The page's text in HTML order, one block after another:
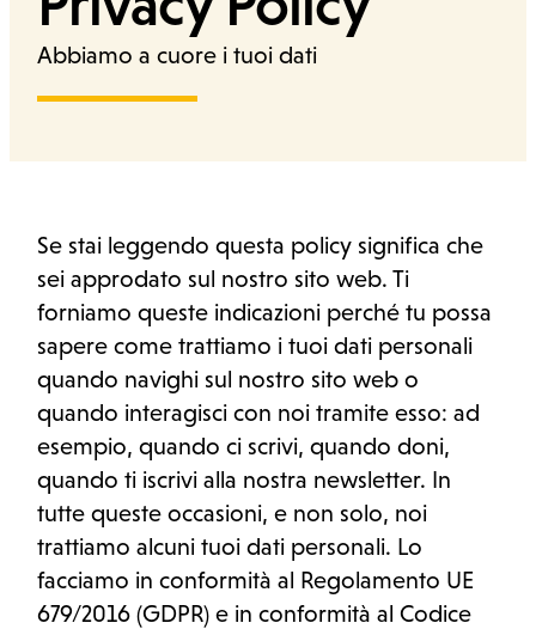
Ufficio stampa
Cerca
Abbiamo a cuore i tuoi dati
Se stai leggendo questa policy significa che
sei approdato sul nostro sito web. Ti
forniamo queste indicazioni perché tu possa
sapere come trattiamo i tuoi dati personali
quando navighi sul nostro sito web o
quando interagisci con noi tramite esso: ad
esempio, quando ci scrivi, quando doni,
quando ti iscrivi alla nostra newsletter. In
tutte queste occasioni, e non solo, noi
trattiamo alcuni tuoi dati personali. Lo
facciamo in conformità al Regolamento UE
679/2016 (GDPR) e in conformità al Codice